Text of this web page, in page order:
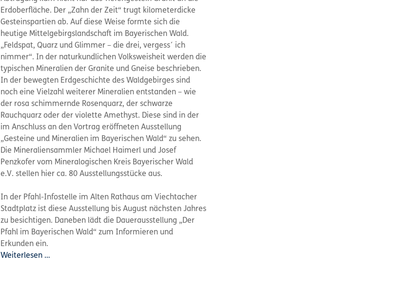
Erdoberfläche. Der „Zahn der Zeit“ trugt kilometerdicke
Gesteinspartien ab. Auf diese Weise formte sich die
heutige Mittelgebirgslandschaft im Bayerischen Wald.
„Feldspat, Quarz und Glimmer – die drei, vergess´ ich
nimmer“. In der naturkundlichen Volksweisheit werden die
typischen Mineralien der Granite und Gneise beschrieben.
In der bewegten Erdgeschichte des Waldgebirges sind
noch eine Vielzahl weiterer Mineralien entstanden – wie
der rosa schimmernde Rosenquarz, der schwarze
Rauchquarz oder der violette Amethyst. Diese sind in der
im Anschluss an den Vortrag eröffneten Ausstellung
„Gesteine und Mineralien im Bayerischen Wald“ zu sehen.
Die Mineraliensammler Michael Haimerl und Josef
Penzkofer vom Mineralogischen Kreis Bayerischer Wald
e.V. stellen hier ca. 80 Ausstellungsstücke aus.
In der Pfahl-Infostelle im Alten Rathaus am Viechtacher
Stadtplatz ist diese Ausstellung bis August nächsten Jahres
zu besichtigen. Daneben lädt die Dauerausstellung „Der
Pfahl im Bayerischen Wald“ zum Informieren und
Erkunden ein.
Weiterlesen …